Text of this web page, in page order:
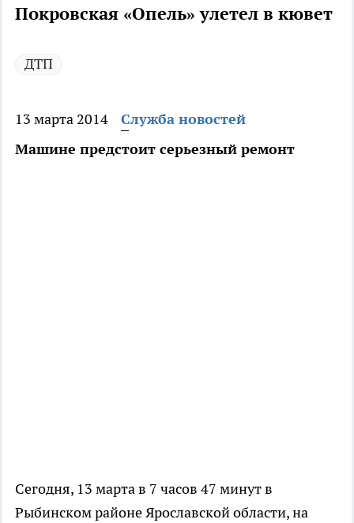
Покровская «Опель» улетел в кювет
ДТП
13 марта 2014
Служба новостей
Машине предстоит серьезный ремонт
Сегодня, 13 марта в 7 часов 47 минут в
Рыбинском районе Ярославской области, на